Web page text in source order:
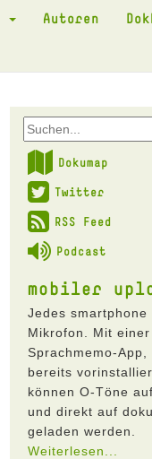
Autoren
Dokumap
Twitter
RSS Feed
Podcast
mobiler
Jedes smartphone
Mikrofon. Mit einer
Sprachmemo-
bereits
können O-Töne
und direkt auf
geladen werden.
Weiterlesen...